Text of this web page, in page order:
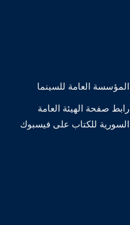
المؤسسة العامة للسينما
رابط صفحة الهيئة العامة
السورية للكتاب على فيسبوك